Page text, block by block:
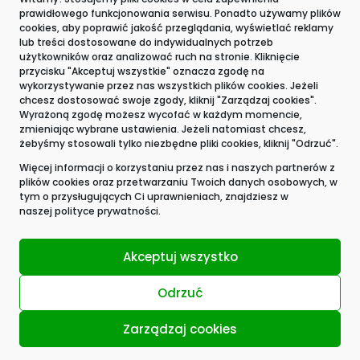
prawidłowego funkcjonowania serwisu. Ponadto używamy plików
cookies, aby poprawić jakość przeglądania, wyświetlać reklamy
lub treści dostosowane do indywidualnych potrzeb
użytkowników oraz analizować ruch na stronie. Kliknięcie
przycisku "Akceptuj wszystkie" oznacza zgodę na
wykorzystywanie przez nas wszystkich plików cookies. Jeżeli
chcesz dostosować swoje zgody, kliknij "Zarządzaj cookies".
Wyrażoną zgodę możesz wycofać w każdym momencie,
zmieniając wybrane ustawienia. Jeżeli natomiast chcesz,
żebyśmy stosowali tylko niezbędne pliki cookies, kliknij "Odrzuć".
Więcej informacji o korzystaniu przez nas i naszych partnerów z
plików cookies oraz przetwarzaniu Twoich danych osobowych, w
tym o przysługujących Ci uprawnieniach, znajdziesz w
naszejpolityce prywatności.
Akceptuj wszystko
Odrzuć
Zarządzaj cookies
Kontakt